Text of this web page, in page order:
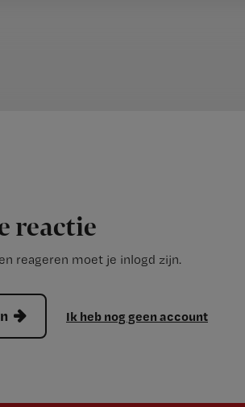
reactie
reageren moet je inlogd zijn.
Ik heb nog geen account